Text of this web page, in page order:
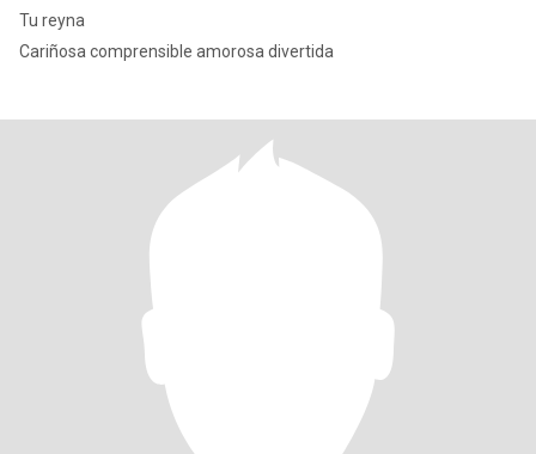
Tu reyna
Cariñosa comprensible amorosa divertida